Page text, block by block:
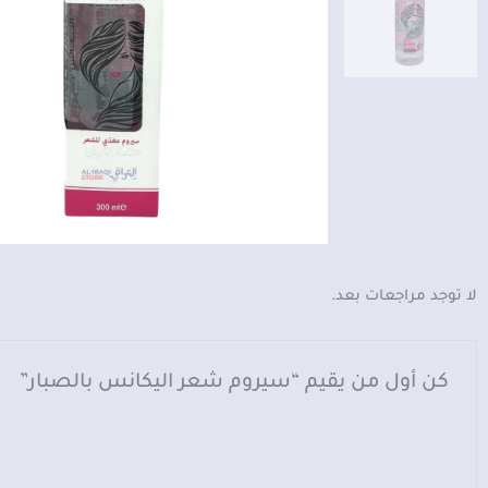
لا توجد مراجعات بعد.
كن أول من يقيم “سيروم شعر اليكانس بالصبار”